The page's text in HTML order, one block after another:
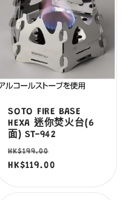
SOTO FIRE BASE
HEXA 迷你焚火台(6
面) ST-942
定
價
HK$199.00
HK$119.00